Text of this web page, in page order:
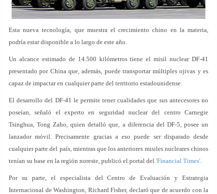
Esta nueva tecnología, que muestra el crecimiento chino en la materia,
podría estar disponible a lo largo de este año.
Un alcance estimado de 14.500 kilómetros tiene el misil nuclear DF-41
presentado por China que, además, puede transportar múltiples ojivas y es
capaz de impactar en cualquier parte del territorio estadounidense.
El desarrollo del DF-41 le permite tener cualidades que sus antecesores no
poseían, señaló el experto en seguridad nuclear del centro Carnegie
Tsinghua, Tong Zaho, quien detalló que, a diferencia del DF-5, posee un
lanzador móvil. Precisamente gracias a eso puede ser disparado desde
cualquier parte del país, mientras que los anteriores misiles nucleares chinos
tenían su base en la región noreste, publicó el portal del 'Financial Times'.
Por su parte, el especialista del Centro de Evaluación y Estrategia
Internacional de Washington, Richard Fisher, declaró que de acuerdo con la